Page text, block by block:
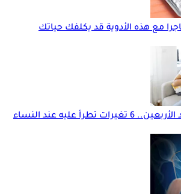
مع هذه الأدوية قد يكلفك حياتك
تطرأ عليه عند النساء